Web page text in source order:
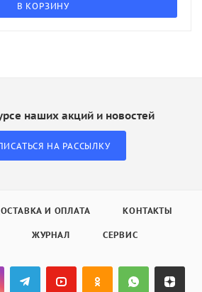
В КОРЗИНУ
наших акций и новостей
НА РАССЫЛКУ
И ОПЛАТА КОНТАКТЫ
ЖУРНАЛ СЕРВИС